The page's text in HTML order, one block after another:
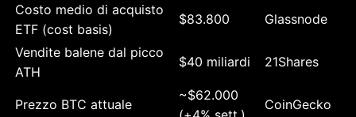
Costo medio di acquisto
ETF (cost basis)
$83.800 Glassnode
Vendite balene dal picco
ATH
$40 miliardi 21Shares
Prezzo BTC attuale
~$62.000
CoinGecko